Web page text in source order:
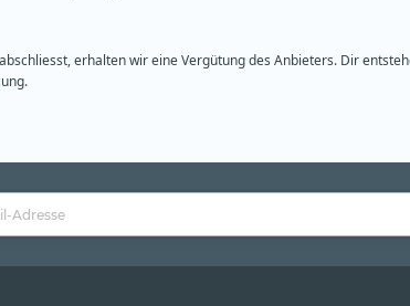
erhalten wir eine Vergütung des Anbieters. Dir